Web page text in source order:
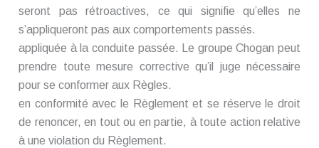
seront pas rétroactives, ce qui signifie qu’elles ne
s’appliqueront pas aux comportements passés.
appliquée à la conduite passée. Le groupe Chogan peut
prendre toute mesure corrective qu’il juge nécessaire
pour se conformer aux Règles.
en conformité avec le Règlement et se réserve le droit
de renoncer, en tout ou en partie, à toute action relative
à une violation du Règlement.